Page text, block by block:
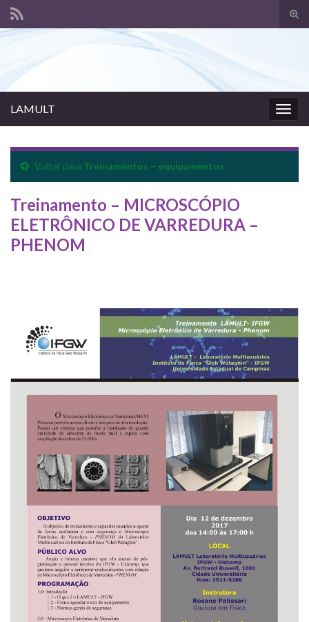
LAMULT
Voltar para Treinamentos – equipamentos
Treinamento – MICROSCÓPIO
ELETRÔNICO DE VARREDURA –
PHENOM